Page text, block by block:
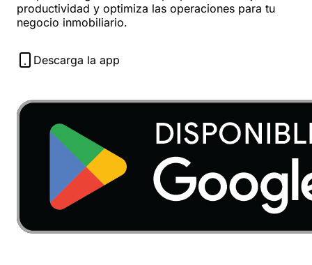
productividad y optimiza las operaciones para tu
negocio inmobiliario.
Descarga la app